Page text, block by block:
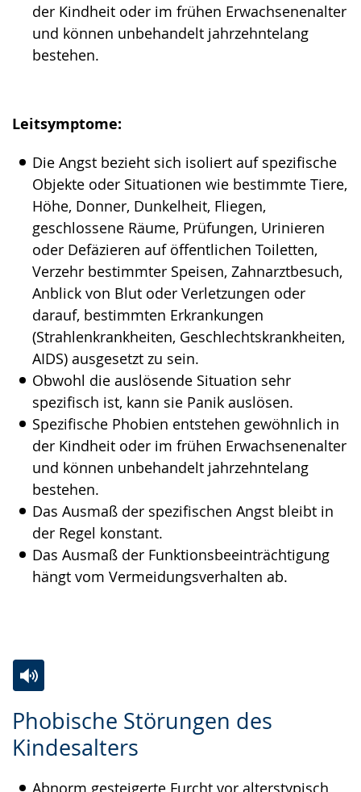
der Kindheit oder im frühen Erwachsenenalter
und können unbehandelt jahrzehntelang
bestehen.
Leitsymptome:
Die Angst bezieht sich isoliert auf spezifische
Objekte oder Situationen wie bestimmte Tiere,
Höhe, Donner, Dunkelheit, Fliegen,
geschlossene Räume, Prüfungen, Urinieren
oder Defäzieren auf öffentlichen Toiletten,
Verzehr bestimmter Speisen, Zahnarztbesuch,
Anblick von Blut oder Verletzungen oder
darauf, bestimmten Erkrankungen
(Strahlenkrankheiten, Geschlechtskrankheiten,
AIDS) ausgesetzt zu sein.
Obwohl die auslösende Situation sehr
spezifisch ist, kann sie Panik auslösen.
Spezifische Phobien entstehen gewöhnlich in
der Kindheit oder im frühen Erwachsenenalter
und können unbehandelt jahrzehntelang
bestehen.
Das Ausmaß der spezifischen Angst bleibt in
der Regel konstant.
Das Ausmaß der Funktionsbeeinträchtigung
hängt vom Vermeidungsverhalten ab.
Phobische Störungen des
Kindesalters
Abnorm gesteigerte Furcht vor alterstypisch
Leichten
Sprache
Audio-
Unterstützung.
Video
in